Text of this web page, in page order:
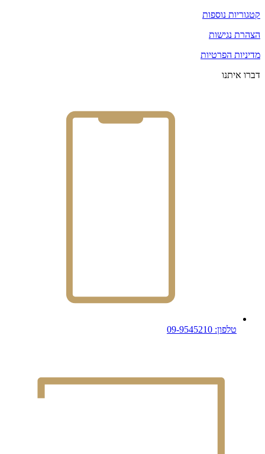
קטגוריות נוספות
הצהרת נגישות
מדיניות הפרטיות
דברו איתנו
טלפון: 09-9545210